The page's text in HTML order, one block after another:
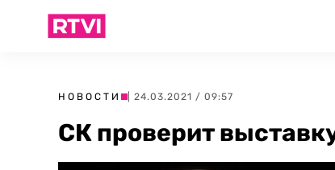
НОВОСТИ | 24.03.2021 / 09:57
СК проверит